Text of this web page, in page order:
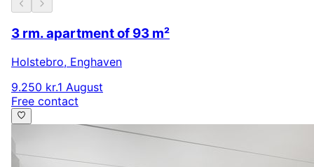
3 rm. apartment of 93 m²
Holstebro, Enghaven
9.250 kr.1 August
Free contact